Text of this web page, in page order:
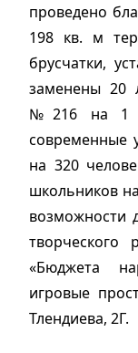
проведено
198 кв. м
брусчатки,
заменены 20
№216 на 1
современные
на 320
школьников
возможности
творческого
«Бюджета
игровые
Тлендиева, 2Г.